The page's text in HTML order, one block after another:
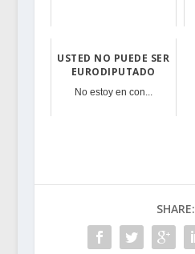
USTED NO PUEDE SER
EURODIPUTADO
No estoy en con...
SHARE: